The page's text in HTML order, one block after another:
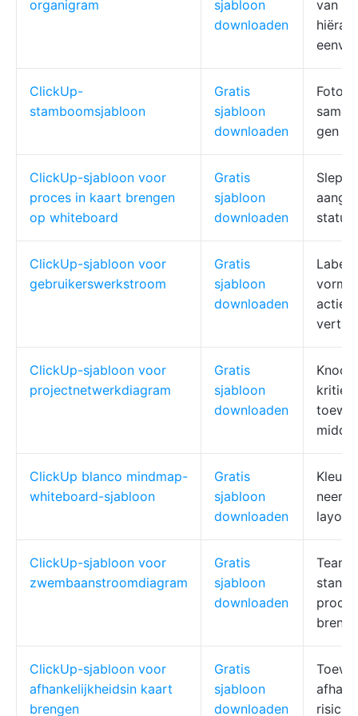
organigram
sjabloon
downloaden
van
ClickUp-
stamboomsjabloon
Gratis
sjabloon
downloaden
gen
ClickUp-sjabloon voor
proces in kaart brengen
op whiteboard
Gratis
sjabloon
downloaden
status
ClickUp-sjabloon voor
gebruikerswerkstroom
Gratis
sjabloon
downloaden
ClickUp-sjabloon voor
projectnetwerkdiagram
Gratis
sjabloon
downloaden
kritiek
ClickUp blanco mindmap-
whiteboard-sjabloon
Gratis
sjabloon
downloaden
Kleur,
layout
ClickUp-sjabloon voor
zwembaanstroomdiagram
Gratis
sjabloon
downloaden
Team
ClickUp-sjabloon voor
afhankelijkheidsin kaart
brengen
Gratis
sjabloon
downloaden